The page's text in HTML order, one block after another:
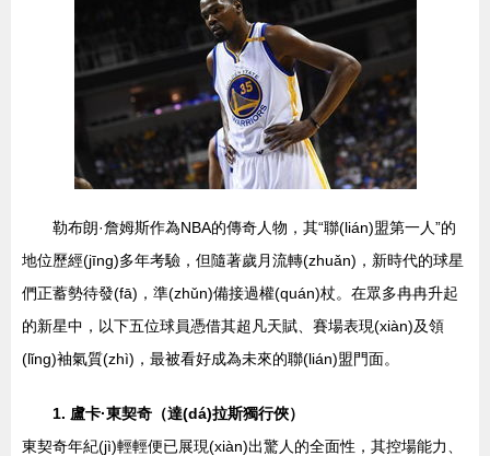
勒布朗·詹姆斯作為NBA的傳奇人物，其“聯(lián)盟第一人”的
地位歷經(jīng)多年考驗，但隨著歲月流轉(zhuǎn)，新時代的球星
們正蓄勢待發(fā)，準(zhǔn)備接過權(quán)杖。在眾多冉冉升起
的新星中，以下五位球員憑借其超凡天賦、賽場表現(xiàn)及領
(lǐng)袖氣質(zhì)，最被看好成為未來的聯(lián)盟門面。
1. 盧卡·東契奇（達(dá)拉斯獨行俠）
東契奇年紀(jì)輕輕便已展現(xiàn)出驚人的全面性，其控場能力、